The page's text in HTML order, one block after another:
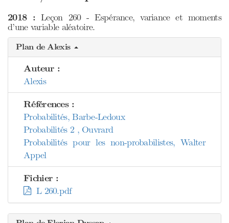
2018 : Leçon 260 - Espérance, variance et moments
d’une variable aléatoire.
Plan de Alexis
Auteur :
Alexis
Références :
Probabilités, Barbe-Ledoux
Probabilités 2 , Ouvrard
Probabilités pour les non-probabilistes, Walter
Appel
Fichier :
L 260.pdf